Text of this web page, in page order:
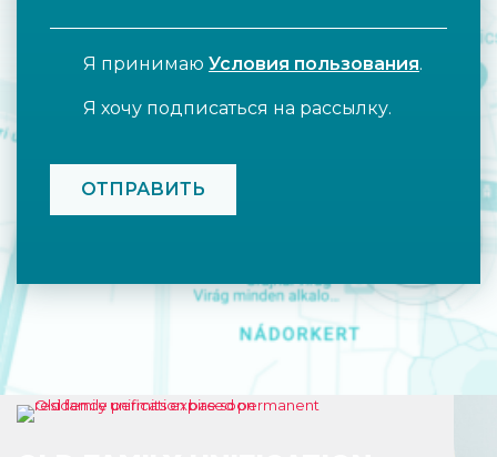
Я принимаю Условия пользования.
Я хочу подписаться на рассылку.